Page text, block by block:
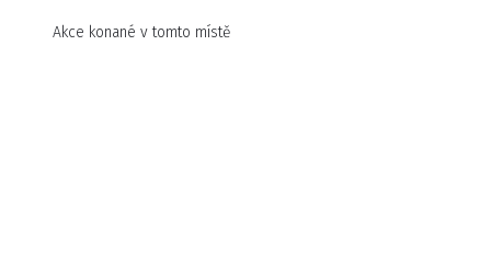
Akce konané v tomto místě